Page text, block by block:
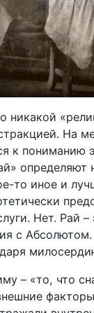
никакой
На
к пониманию
определяют
то иное и
Нет. Рай
с
– «то, что